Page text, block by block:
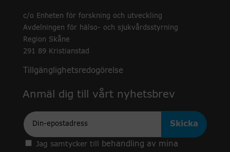
c/o Enheten för forskning och utveckling
Avdelningen för hälso- och sjukvårdsstyrning
Region Skåne
291 89 Kristianstad
Tillgänglighetsredogörelse
Anmäl dig till vårt nyhetsbrev
Epost
Jag samtycker till
behandling av mina